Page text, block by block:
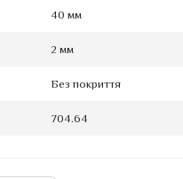
40 мм
2 мм
Без покриття
704.64